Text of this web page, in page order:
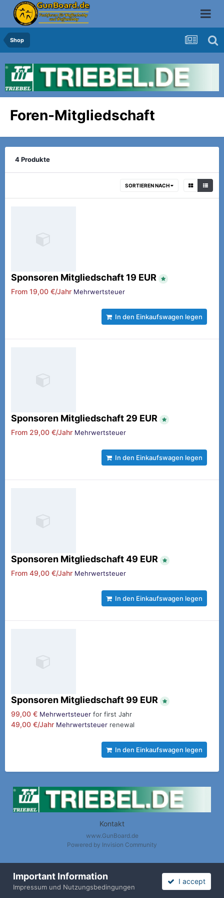
Shop
Foren-Mitgliedschaft
4 Produkte
SORTIEREN NACH
Sponsoren Mitgliedschaft 19 EUR
From 19,00 €/Jahr Mehrwertsteuer
In den Einkaufswagen legen
Sponsoren Mitgliedschaft 29 EUR
From 29,00 €/Jahr Mehrwertsteuer
In den Einkaufswagen legen
Sponsoren Mitgliedschaft 49 EUR
From 49,00 €/Jahr Mehrwertsteuer
In den Einkaufswagen legen
Sponsoren Mitgliedschaft 99 EUR
99,00 € Mehrwertsteuer for first Jahr
49,00 €/Jahr Mehrwertsteuer renewal
In den Einkaufswagen legen
Kontakt
www.GunBoard.de
Powered by Invision Community
Important Information
Impressum und Nutzungsbedingungen
I accept
Nach oben / Back to Top